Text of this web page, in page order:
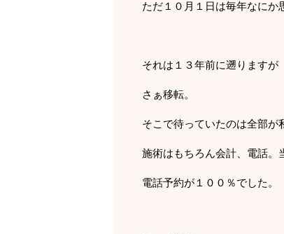
ただ１０月１日は毎年なにか
それは１３年前に遡りますが
さぁ移転。
そこで待っていたのは全部が
施術はもちろん会計、電話。
電話予約が１００％でした。